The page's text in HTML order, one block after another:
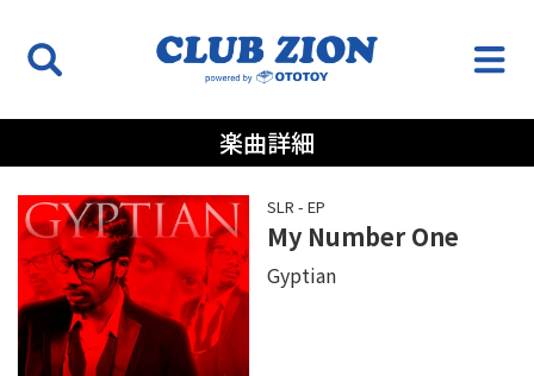
楽曲詳細
SLR - EP
My Number One
Gyptian